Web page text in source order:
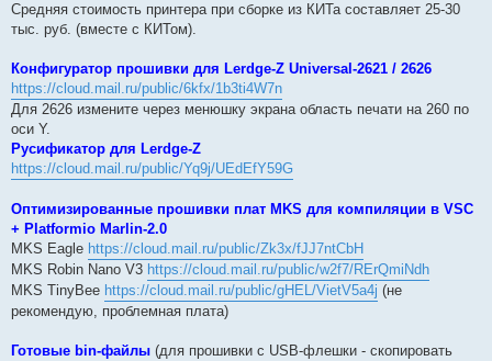
Средняя стоимость принтера при сборке из КИТа составляет 25-30
тыс. руб. (вместе с КИТом).
Конфигуратор прошивки для Lerdge-Z Universal-2621 / 2626
https://cloud.mail.ru/public/6kfx/1b3ti4W7n
Для 2626 измените через менюшку экрана область печати на 260 по
оси Y.
Русификатор для Lerdge-Z
https://cloud.mail.ru/public/Yq9j/UEdEfY59G
Оптимизированные прошивки плат MKS для компиляции в VSC
+ Platformio Marlin-2.0
MKS Eagle https://cloud.mail.ru/public/Zk3x/fJJ7ntCbH
MKS Robin Nano V3 https://cloud.mail.ru/public/w2f7/RErQmiNdh
MKS TinyBee https://cloud.mail.ru/public/gHEL/VietV5a4j (не
рекомендую, проблемная плата)
Готовые bin-файлы (для прошивки с USB-флешки - скопировать